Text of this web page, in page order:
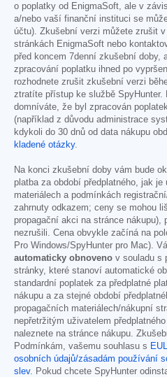
o poplatky od EnigmaSoft, ale v
a/nebo vaší finanční instituci se
účtu). Zkušební verzi můžete zrušit
stránkách EnigmaSoft nebo
před koncem 7denní zkušební doby,
zpracování poplatku ihned po
rozhodnete zrušit zkušební verzi
ztratíte přístup ke službě SpyHunter.
domníváte, že byl zpracován
(například z důvodu administrace
kdykoli do 30 dnů od data nákupu
kladené otázky.
Na konci zkušební doby vám bude
platba za období předplatného, jak
materiálech a podmínkách
zahrnuty odkazem; ceny se mohou
propagační akci na stránce nákupu),
nezrušili. Cena obvykle začíná na
Pro Windows/SpyHunter pro Mac).
automaticky obnoveno v souladu s
stránky, které stanoví automatické
standardní poplatek za předplatné
nákupu a za stejné období
propagačních materiálech/nákupní
nepřetržitým uživatelem
naleznete na stránce nákupu.
Podmínkám, vašemu souhlasu s
osobních údajů/zásadám používání
slev. Pokud chcete SpyHunter